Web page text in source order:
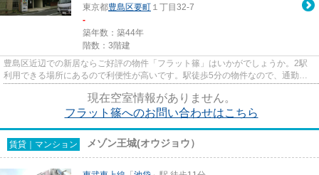
東京都豊島区要町 １丁目32-7
-
築年数：築44年
階数：3階建
豊島区近辺での新居ならご好評の物件「フラット篠」はいかがでしょうか。2駅
利用できる場所にあるので利便性が高いです。駅徒歩5分の物件なので、通勤・
現在空室情報がありません。
フラット篠へのお問い合わせはこちら
賃貸｜マンション メゾン王城(オウジョウ）